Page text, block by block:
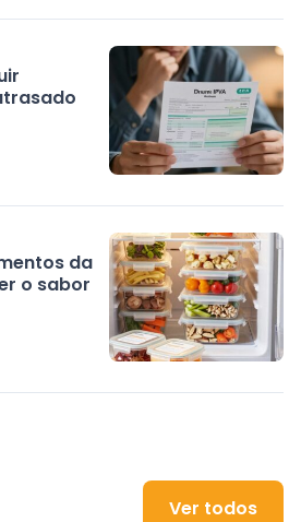
da
o sabor
Ver todos